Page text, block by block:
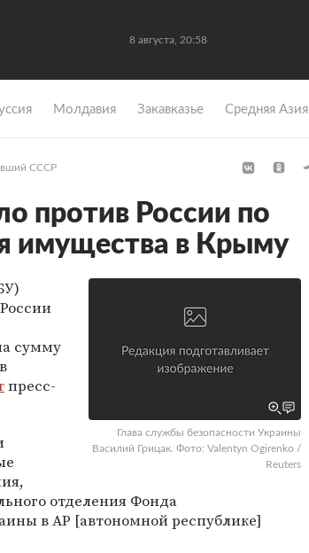
8 августа, 20:58
Молдавия Закавказье Средняя Азия
СССР
против России по
имущества в Крыму
Глава службы безопасности Украины
Василий Грицак. Фото: Valentyn Ogirenko /
Reuters
сумму
пресс-
отделения Фонда
в АР [автономной республике]